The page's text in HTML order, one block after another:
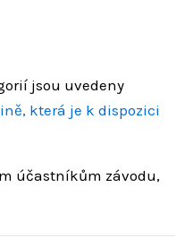
jsou uvedeny
která je k dispozici
účastníkům závodu,